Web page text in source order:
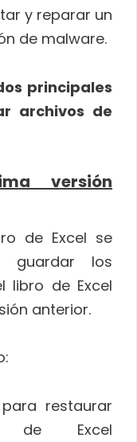
y reparar un
de malware.
principales
archivos de
versión
de Excel se
guardar los
libro de Excel
anterior.
restaurar
de Excel